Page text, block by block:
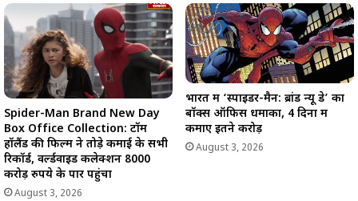
Spider-Man Brand New Day
Box Office Collection: टॉम
हॉलैंड की फिल्म ने तोड़े कमाई के सभी
रिकॉर्ड, वर्ल्डवाइड कलेक्शन 8000
करोड़ रुपये के पार पहुंचा
August 3, 2026
भारत में ‘स्पाइडर-मैन: ब्रांड न्यू डे’ का
बॉक्स ऑफिस धमाका, 4 दिनों में
कमाए इतने करोड़
August 3, 2026